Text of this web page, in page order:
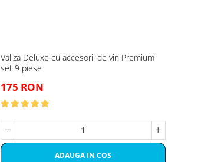
Valiza Deluxe cu accesorii de vin Premium
set 9 piese
175 RON
ADAUGA IN COS